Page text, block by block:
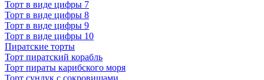
Торт в виде цифры 7
Торт в виде цифры 8
Торт в виде цифры 9
Торт в виде цифры 10
Пиратские торты
Торт пиратский корабль
Торт пираты карибского моря
Торт сундук с сокровищами